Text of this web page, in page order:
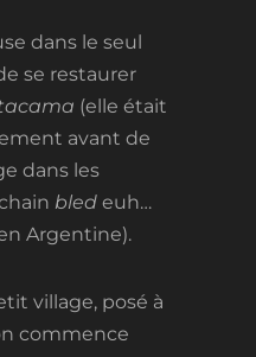
dans le seul
se restaurer
(elle était
avant de
dans les
bled euh…
Argentine).
village, posé à
commence